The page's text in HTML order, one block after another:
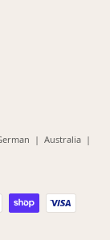
(opens
| Australia(opens
|